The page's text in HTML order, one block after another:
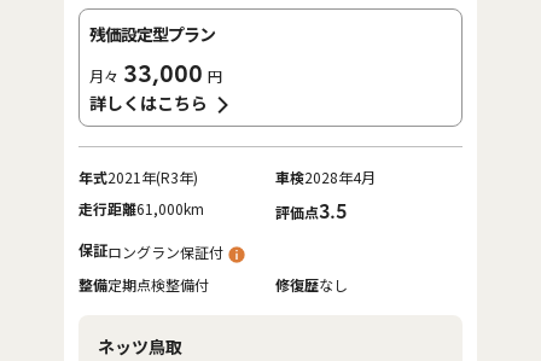
残価設定型プラン
月々 33,000 円
詳しくはこちら
年式2021年(R3年) 車検2028年4月
走行距離61,000km 評価点3.5
保証ロングラン保証付
整備定期点検整備付 修復歴なし
ネッツ鳥取